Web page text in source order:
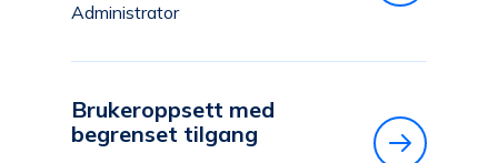
Administrator
Brukeroppsett med
begrenset tilgang